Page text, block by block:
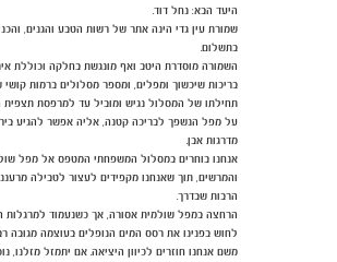
היעד הבא: נחל דוד.
שמורת עין גדי הינה אתר של רשות הטבע והגנים,
בתשלום.
השמורה מוסדרת היטב ואף מונגשת בחלקה וכוללת
בריכות שיכשוך ומפלים, ומספר מסלולים ברמות קושי
תחילתו של המסלול נגיש ומוביל עד למרפסת
על מפל הנשפך לבריכה קטנה, אליה אפשר להגיע
מדרגות אבן.
אנחנו בוחרים במסלול המשפחתי המטפס אל מפל
והמרשים, תוך שאנחנו מקפידים לעצור לטבילה
הרבות שבדרך.
הרחצה במפל שולמית אסורה, אך כשנעמוד למרגלות
לחוש בפנינו את רסס המים הנופלים בעוצמה מגובה
משם אנחנו חוזרים לכיוון היציאה. אם יתמזל מזלנו,